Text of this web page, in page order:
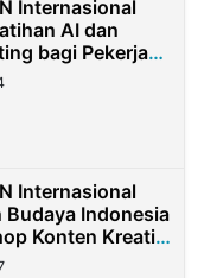
Internasional
AI dan
bagi Pekerja
di Taiwan
Internasional
Budaya Indonesia
Konten Kreatif